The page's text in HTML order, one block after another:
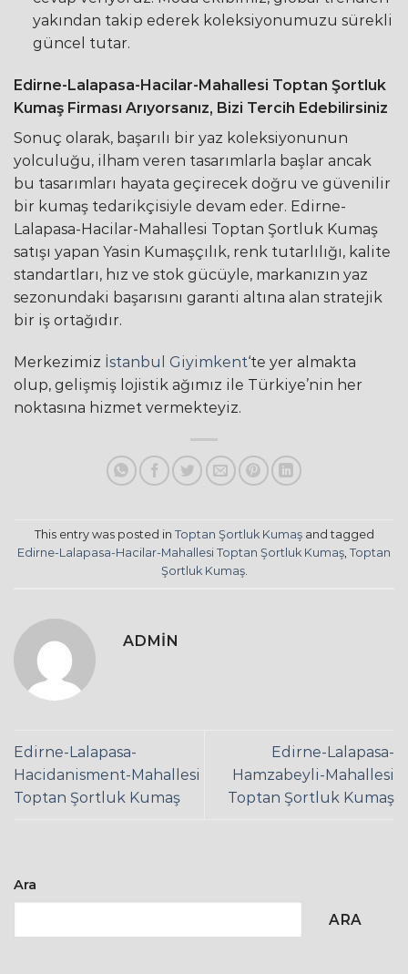
yakından takip ederek koleksiyonumuzu sürekli
güncel tutar.
Edirne-Lalapasa-Hacilar-Mahallesi Toptan Şortluk
Kumaş Firması Arıyorsanız, Bizi Tercih Edebilirsiniz
Sonuç olarak, başarılı bir yaz koleksiyonunun
yolculuğu, ilham veren tasarımlarla başlar ancak
bu tasarımları hayata geçirecek doğru ve güvenilir
bir kumaş tedarikçisiyle devam eder. Edirne-
Lalapasa-Hacilar-Mahallesi Toptan Şortluk Kumaş
satışı yapan Yasin Kumaşçılık, renk tutarlılığı, kalite
standartları, hız ve stok gücüyle, markanızın yaz
sezonundaki başarısını garanti altına alan stratejik
bir iş ortağıdır.
Merkezimiz İstanbul Giyimkent‘te yer almakta
olup, gelişmiş lojistik ağımız ile Türkiye’nin her
noktasına hizmet vermekteyiz.
This entry was posted in Toptan Şortluk Kumaşand tagged
Edirne-Lalapasa-Hacilar-Mahallesi Toptan Şortluk Kumaş, Toptan
Şortluk Kumaş.
ADMIN
Edirne-Lalapasa-
Hacidanisment-Mahallesi
Toptan Şortluk Kumaş
Edirne-Lalapasa-
Hamzabeyli-Mahallesi
Toptan Şortluk Kumaş
Ara
ARA